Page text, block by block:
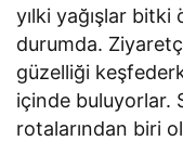
yılki yağışlar bitki
durumda.
güzelliği
içinde buluyorlar.
rotalarından biri